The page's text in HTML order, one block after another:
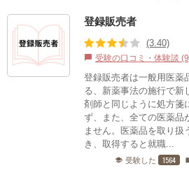
登録販売者
(3.40)
chat_bubble 受験の口コミ・体験談
登録販売者は一般用医薬
る、新薬事法の施行で新
剤師と同じように処方箋
ず、また、全ての医薬品
ません。医薬品を取り扱
き、取得すると就職...
school 受験した 1564